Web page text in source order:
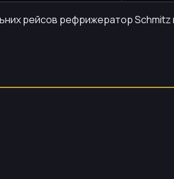
рейсов рефрижератор Schmitz